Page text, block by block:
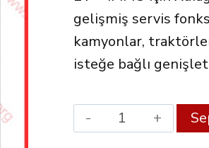
gelişmiş servis
kamyonlar,
isteğe bağlı
Xdiag
MAX